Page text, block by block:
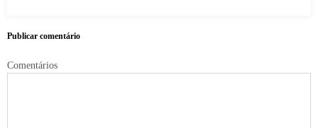
Publicar comentário
Comentários